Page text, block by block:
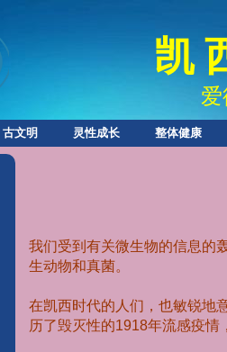
古文明 灵性成长 整体健康
凯
我们受到有关微生物的信息的
生动物和真菌。
在凯西时代的人们，也敏锐地
历了毁灭性的1918年流感疫情